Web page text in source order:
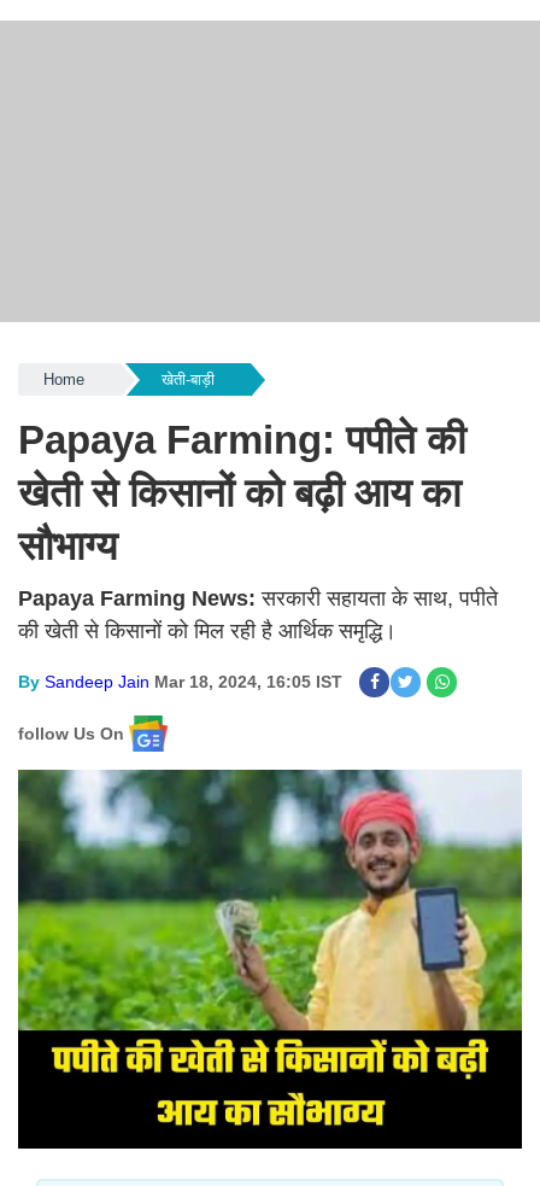
Home खेती-बाड़ी
Papaya Farming: पपीते की
खेती से किसानों को बढ़ी आय का
सौभाग्य
Papaya Farming News:सरकारी सहायता के साथ, पपीते
की खेती से किसानों को मिल रही है आर्थिक समृद्धि।
By Sandeep Jain Mar 18, 2024, 16:05 IST
follow Us On